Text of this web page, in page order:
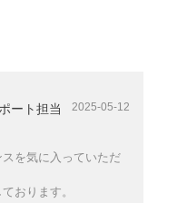
ート担当 2025-05-12
を気に入っていただ
おります。